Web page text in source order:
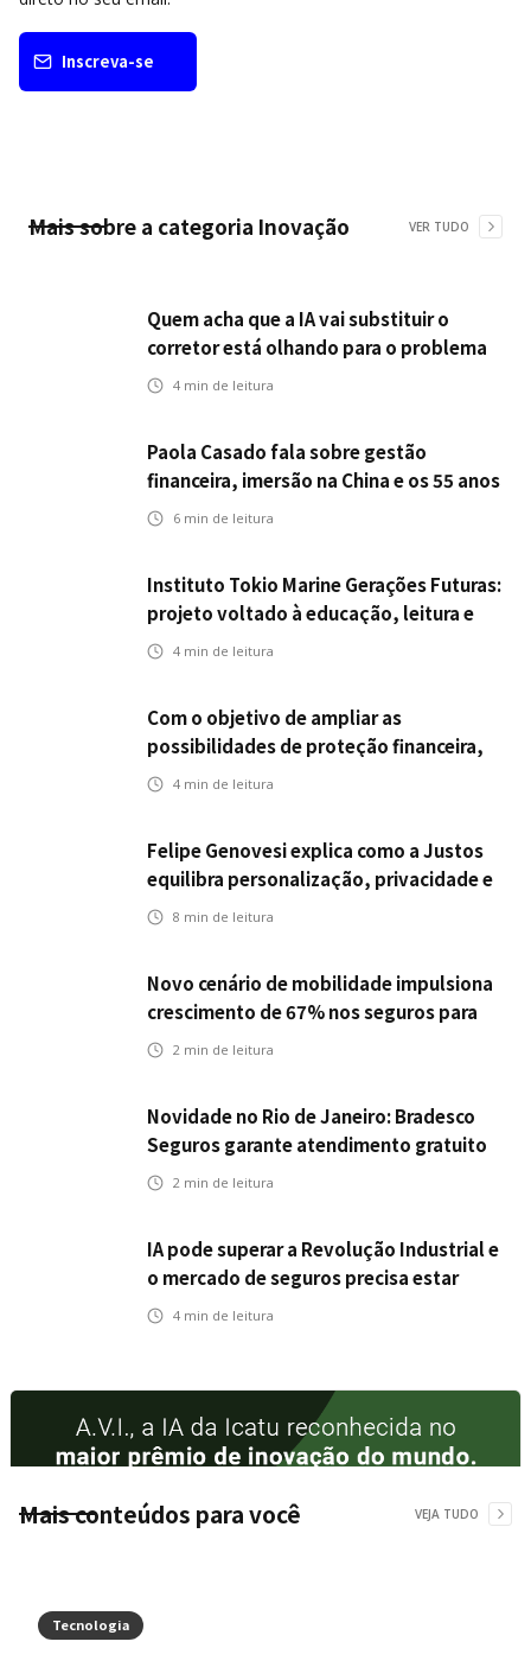
Inscreva-se
Mais sobre a categoria Inovação VER TUDO
Quem acha que a IA vai substituir o
corretor está olhando para o problema
errado
4 min de leitura
Paola Casado fala sobre gestão
financeira, imersão na China e os 55 anos
da ENS
6 min de leitura
Instituto Tokio Marine Gerações Futuras:
projeto voltado à educação, leitura e
empregabilidade
4 min de leitura
Com o objetivo de ampliar as
possibilidades de proteção financeira,
Icatu Seguros eleva capital segurado
4 min de leitura
Felipe Genovesi explica como a Justos
equilibra personalização, privacidade e
tecnologia
8 min de leitura
Novo cenário de mobilidade impulsiona
crescimento de 67% nos seguros para
veículos elétricos da Bradesco Seguros
2 min de leitura
Novidade no Rio de Janeiro: Bradesco
Seguros garante atendimento gratuito
na Ponte Rio-Niterói
2 min de leitura
IA pode superar a Revolução Industrial e
o mercado de seguros precisa estar
preparado
4 min de leitura
Mais conteúdos para você VEJA TUDO
Tecnologia